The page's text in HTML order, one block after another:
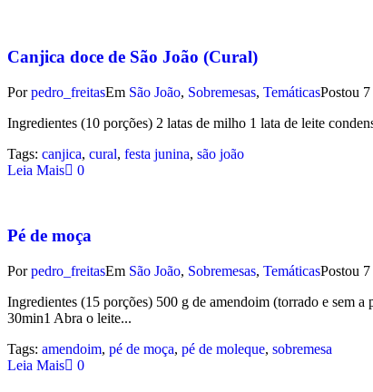
Canjica doce de São João (Cural)
Porpedro_freitasEm São João, Sobremesas, TemáticasPostou
Ingredientes (10 porções) 2 latas de milho 1 lata de leite
Tags: canjica, cural, festa junina, são joão
Leia Mais
0
Pé de moça
Porpedro_freitasEm São João, Sobremesas, TemáticasPostou
Ingredientes (15 porções) 500 g de amendoim (torrado e sem
30min1 Abra o leite...
Tags: amendoim, pé de moça, pé de moleque, sobremesa
Leia Mais
0